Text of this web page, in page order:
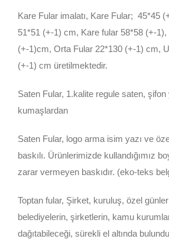
Kare Fular imalatı, Kare Fular; 45*45
51*51 (+-1) cm, Kare fular 58*58 (+-1),
(+-1)cm, Orta Fular 22*130 (+-1) cm,
(+-1) cm üretilmektedir.
Saten Fular, 1.kalite regule saten,
kumaşlardan
Saten Fular, logo arma isim yazı ve
baskılı. Ürünlerimizde kullandığımız
zarar vermeyen baskıdır. (eko-teks
Toptan fular, Şirket, kuruluş, özel
belediyelerin, şirketlerin, kamu
dağıtabileceği, sürekli el altında